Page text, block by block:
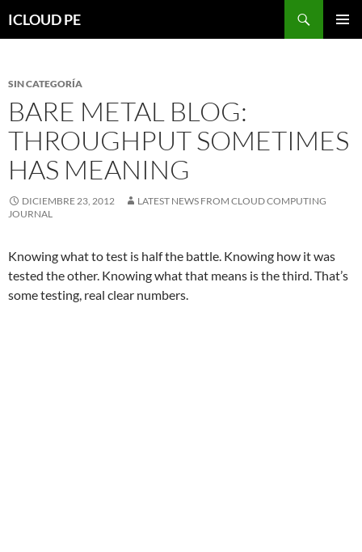
hacia
ICLOUD PE
SIN CATEGORÍA
BARE METAL BLOG:
THROUGHPUT SOMETIMES
HAS MEANING
DICIEMBRE 23, 2012
LATEST NEWS FROM CLOUD COMPUTING
JOURNAL
Knowing what to test is half the battle. Knowing how it was
tested the other. Knowing what that means is the third. That’s
some testing, real clear numbers.